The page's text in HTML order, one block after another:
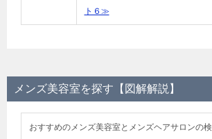
ト６≫
メンズ美容室を探す【図解解説】
おすすめのメンズ美容室とメンズヘアサロンの